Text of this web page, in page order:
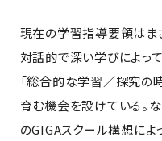
現在の学習指導要領はま
対話的で深い学びによっ
「総合的な学習／探究の
育む機会を設けている。
のGIGAスクール構想によ